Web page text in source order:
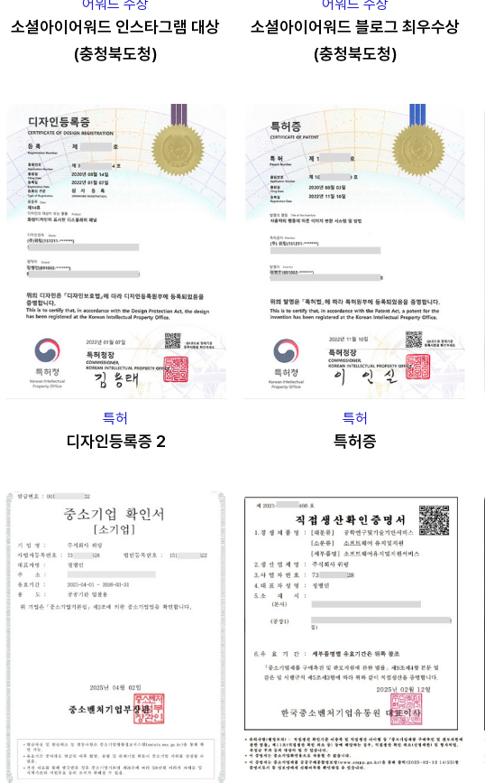
어워드 수상
소셜아이어워드 인스타그램 대상
(충청북도청)
어워드 수상
소셜아이어워드 블로그 최우수상
(충청북도청)
특허
디자인등록증 2
특허
특허증